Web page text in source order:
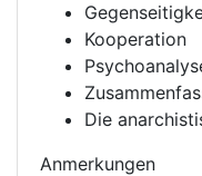
Kooperation
Die
Anmerkungen